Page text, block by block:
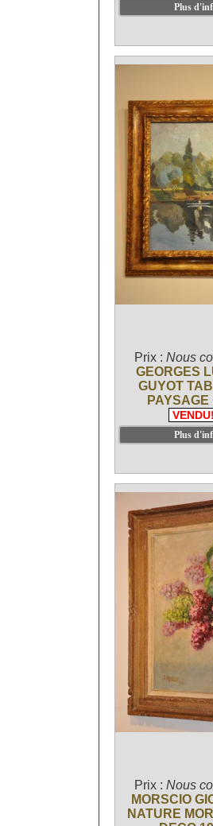
Prix : Nous
GEORGES
GUYOT
PAYSAGE
VENDU!
Prix : Nous
MORSCIO
NATURE